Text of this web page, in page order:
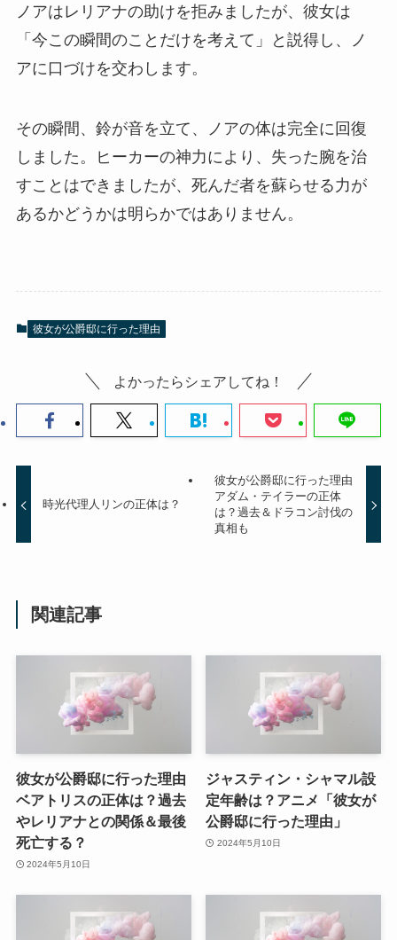
ノアはレリアナの助けを拒みましたが、彼女は
「今この瞬間のことだけを考えて」と説得し、ノ
アに口づけを交わします。
その瞬間、鈴が音を立て、ノアの体は完全に回復
しました。ヒーカーの神力により、失った腕を治
すことはできましたが、死んだ者を蘇らせる力が
あるかどうかは明らかではありません。
彼女が公爵邸に行った理由
よかったらシェアしてね！
時光代理人リンの正体は？
彼女が公爵邸に行った理由
アダム・テイラーの正体
は？過去＆ドラコン討伐の
真相も
関連記事
彼女が公爵邸に行った理由
ベアトリスの正体は？過去
やレリアナとの関係＆最後
死亡する？
2024年5月10日
ジャスティン・シャマル設
定年齢は？アニメ「彼女が
公爵邸に行った理由」
2024年5月10日